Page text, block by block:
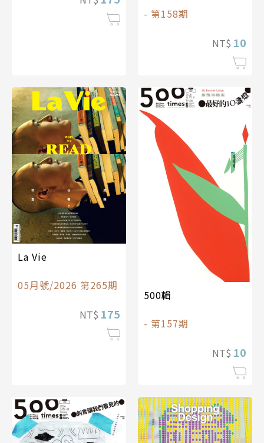
- 第158期
NT$ 10
La Vie
05月號/2026 第265期
NT$ 175
500輯
- 第157期
NT$ 10